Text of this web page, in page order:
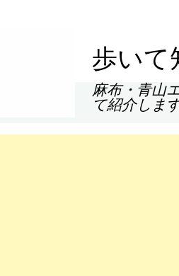
歩いて
麻布・青山
て紹介しま